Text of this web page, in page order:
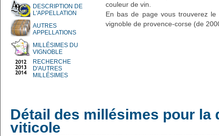
DESCRIPTION DE
L'APPELLATION
AUTRES
APPELLATIONS
MILLÉSIMES DU
VIGNOBLE
RECHERCHE
D'AUTRES
MILLÉSIMES
couleur de vin.
En bas de page vous trouverez
vignoble de provence-corse (de
Détail des millésimes pour la
viticole